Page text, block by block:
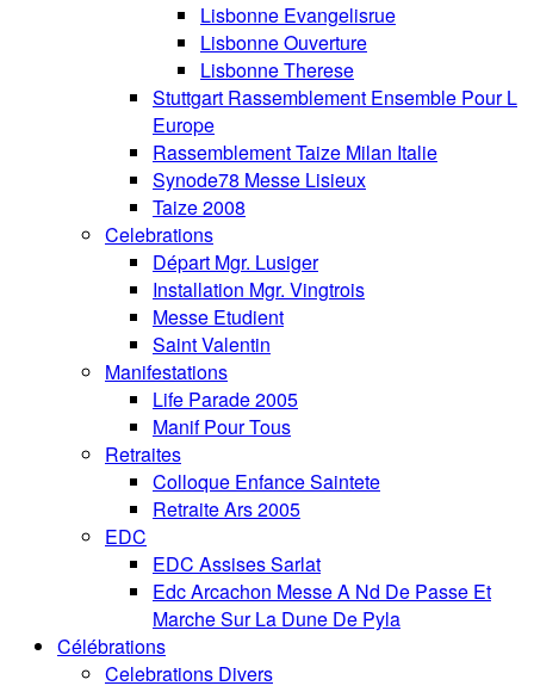
Lisbonne Evangelisrue
Lisbonne Ouverture
Lisbonne Therese
Stuttgart Rassemblement Ensemble Pour L
Europe
Rassemblement Taize Milan Italie
Synode78 Messe Lisieux
Taize 2008
Celebrations
Départ Mgr. Lusiger
Installation Mgr. Vingtrois
Messe Etudient
Saint Valentin
Manifestations
Life Parade 2005
Manif Pour Tous
Retraites
Colloque Enfance Saintete
Retraite Ars 2005
EDC
EDC Assises Sarlat
Edc Arcachon Messe A Nd De Passe Et
Marche Sur La Dune De Pyla
Célébrations
Celebrations Divers